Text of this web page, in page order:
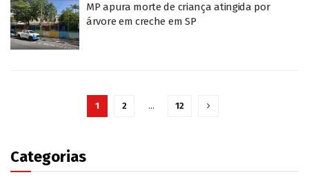
MP apura morte de criança atingida por
árvore em creche em SP
1 2 … 12
Categorias